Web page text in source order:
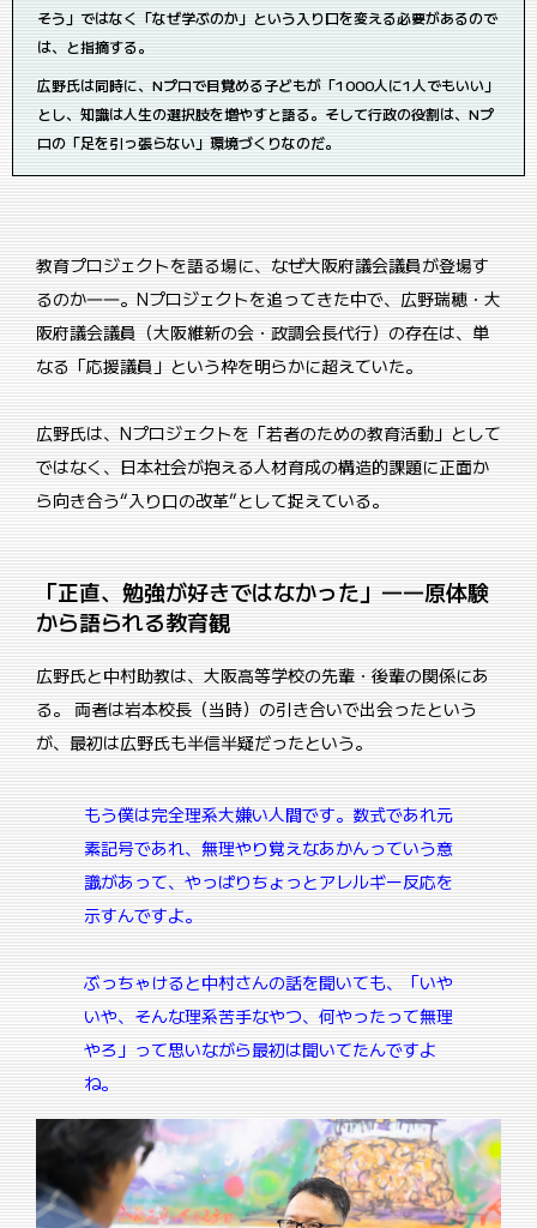
そう」ではなく「なぜ学ぶのか」という入り口を変える必要があるので
は、と指摘する。
広野氏は同時に、Nプロで目覚める子どもが「1000人に1人でもいい」
とし、知識は人生の選択肢を増やすと語る。そして行政の役割は、Nプ
ロの「足を引っ張らない」環境づくりなのだ。
教育プロジェクトを語る場に、なぜ大阪府議会議員が登場す
るのか――。Nプロジェクトを追ってきた中で、広野瑞穂・大
阪府議会議員（大阪維新の会・政調会長代行）の存在は、単
なる「応援議員」という枠を明らかに超えていた。
広野氏は、Nプロジェクトを「若者のための教育活動」として
ではなく、日本社会が抱える人材育成の構造的課題に正面か
ら向き合う“入り口の改革”として捉えている。
「正直、勉強が好きではなかった」――原体験
から語られる教育観
広野氏と中村助教は、大阪高等学校の先輩・後輩の関係にあ
る。 両者は岩本校長（当時）の引き合いで出会ったという
が、最初は広野氏も半信半疑だったという。
もう僕は完全理系大嫌い人間です。数式であれ元
素記号であれ、無理やり覚えなあかんっていう意
識があって、やっぱりちょっとアレルギー反応を
示すんですよ。
ぶっちゃけると中村さんの話を聞いても、「いや
いや、そんな理系苦手なやつ、何やったって無理
やろ」って思いながら最初は聞いてたんですよ
ね。